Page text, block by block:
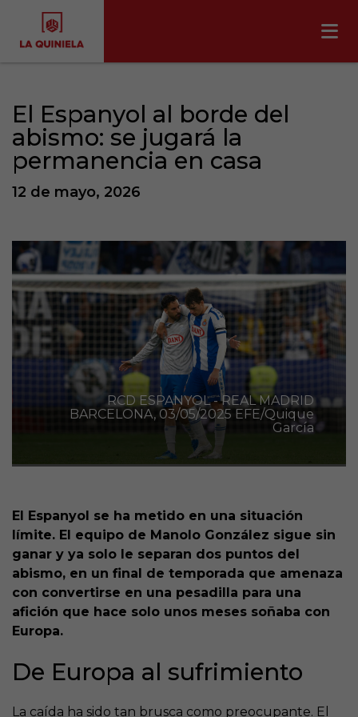
El Espanyol al borde del
abismo: se jugará la
permanencia en casa
12 de mayo, 2026
RCD ESPANYOL - REAL MADRID
BARCELONA, 03/05/2025 EFE/Quique
García
El Espanyol se ha metido en una situación
límite. El equipo de Manolo González sigue sin
ganar y ya solo le separan dos puntos del
abismo, en un final de temporada que amenaza
con convertirse en una pesadilla para una
afición que hace solo unos meses soñaba con
Europa.
De Europa al sufrimiento
La caída ha sido tan brusca como preocupante. El